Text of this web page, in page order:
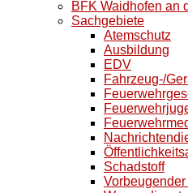
BFK Waidhofen an
Sachgebiete
Atemschutz
Ausbildung
EDV
Fahrzeug-/
Schadstoff